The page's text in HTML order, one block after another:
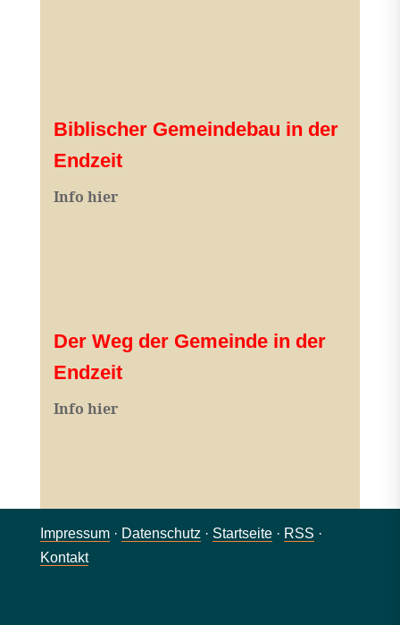
Biblischer Gemeindebau in der
Endzeit
Info hier
Der Weg der Gemeinde in der
Endzeit
Info hier
Impressum· Datenschutz · Startseite· RSS ·
Kontakt